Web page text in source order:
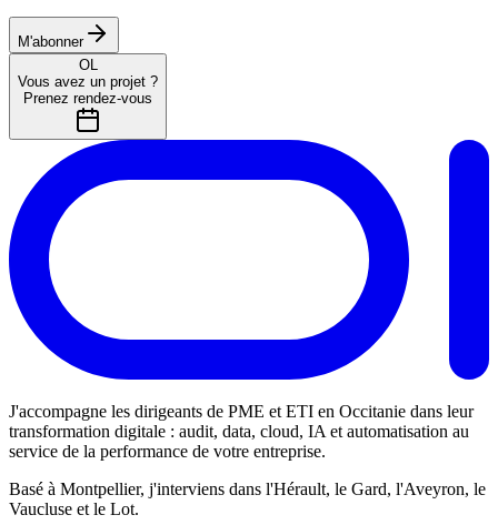
M'abonner
OL
Vous avez un projet ?
Prenez rendez-vous
J'accompagne les dirigeants de PME et ETI en Occitanie dans leur
transformation digitale : audit, data, cloud, IA et automatisation au
service de la performance de votre entreprise.
Basé à Montpellier, j'interviens dans l'Hérault, le Gard, l'Aveyron, le
Vaucluse et le Lot.